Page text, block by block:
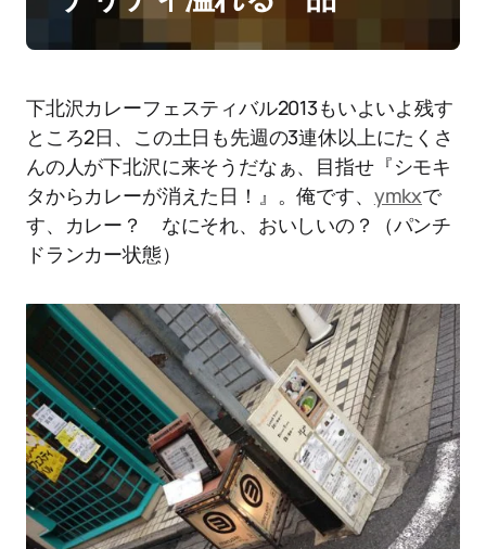
下北沢カレーフェスティバル2013もいよいよ残す
ところ2日、この土日も先週の3連休以上にたくさ
んの人が下北沢に来そうだなぁ、目指せ『シモキ
タからカレーが消えた日！』。俺です、 ymkxで
す、カレー？ なにそれ、おいしいの？（パンチ
ドランカー状態）